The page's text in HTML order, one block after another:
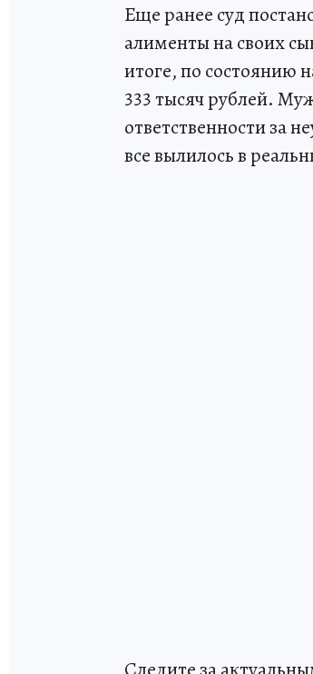
Еще ранее суд
алименты на своих
итоге, по состоянию
333 тысяч рублей.
ответственности за
все вылилось в